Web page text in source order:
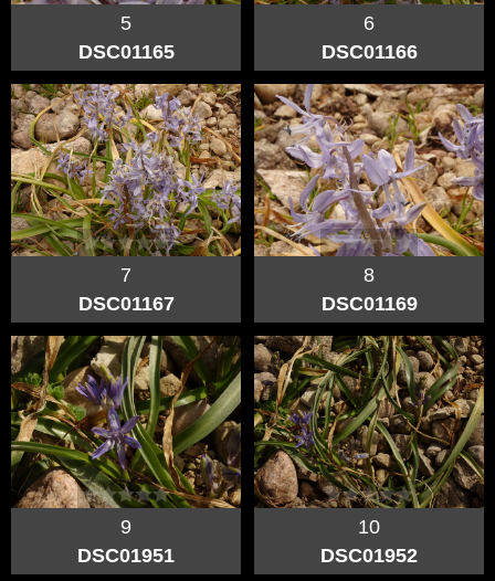
5
DSC01165
6
DSC01166
7
DSC01167
8
DSC01169
9
DSC01951
10
DSC01952